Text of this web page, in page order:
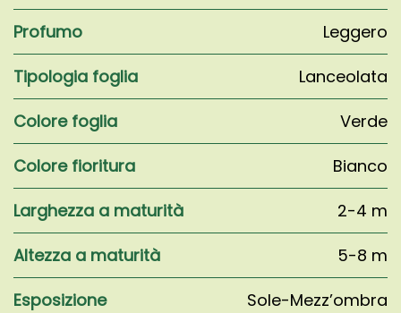
Profumo
Leggero
Tipologia foglia
Lanceolata
Colore foglia
Verde
Colore fioritura
Bianco
Larghezza a maturità
2-4 m
Altezza a maturità
5-8 m
Esposizione
Sole-Mezz’ombra